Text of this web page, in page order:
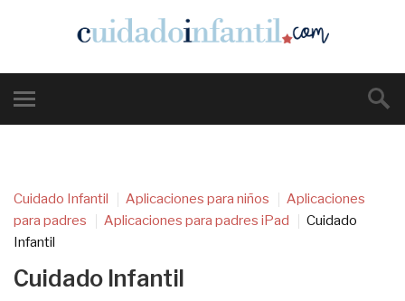
Cuidado Infantil Aplicaciones para niños
Aplicaciones
para padres
Aplicaciones para padres iPad
Cuidado
Infantil
Cuidado Infantil